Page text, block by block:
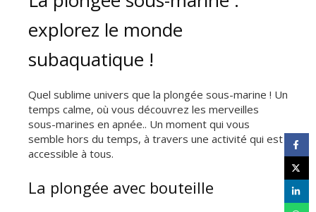
explorez le monde
subaquatique !
Quel sublime univers que la plongée sous-marine ! Un
temps calme, où vous découvrez les merveilles
sous-marines en apnée.. Un moment qui vous
semble hors du temps, à travers une activité qui est
accessible à tous.
La plongée avec bouteille